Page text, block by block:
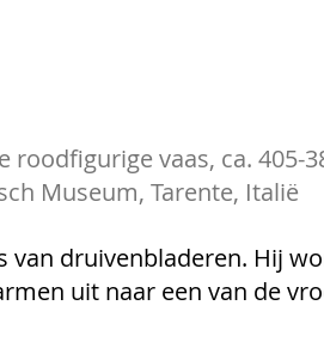
vaas, ca. 405-
Museum, Tarente, Italië
van druivenbladeren. Hij
uit naar een van de